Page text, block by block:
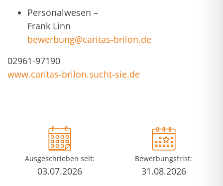
Personalwesen –
Frank Linn
bewerbung@caritas-brilon.de
02961-97190
www.caritas-brilon.sucht-sie.de
Ausgeschrieben seit:
03.07.2026
Bewerbungsfrist:
31.08.2026